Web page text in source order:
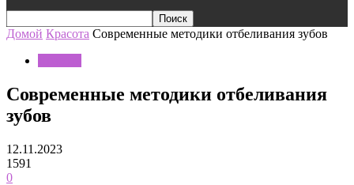
Домой Красота Современные методики отбеливания зубов
Современные методики отбеливания
зубов
12.11.2023
1591
0